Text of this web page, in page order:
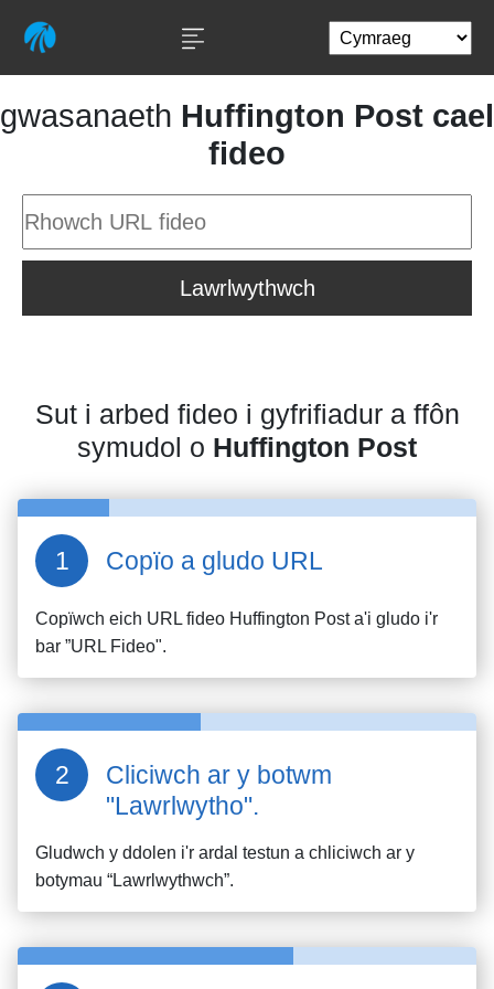
gwasanaeth Huffington Post cael
fideo
Lawrlwythwch
Sut i arbed fideo i gyfrifiadur a ffôn
symudol o Huffington Post
Copïo a gludo URL
Copïwch eich URL fideo Huffington Posta'i gludo i'r
bar ”URL Fideo".
Cliciwch ar y botwm
"Lawrlwytho".
Gludwch y ddolen i'r ardal testun a chliciwch ar y
botymau “Lawrlwythwch”.